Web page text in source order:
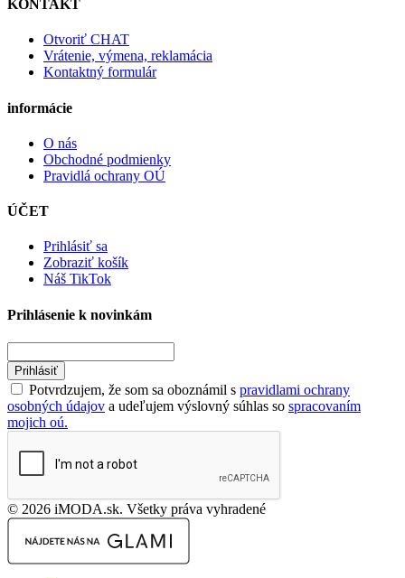
KONTAKT
Otvoriť CHAT
Vrátenie, výmena, reklamácia
Kontaktný formulár
informácie
O nás
Obchodné podmienky
Pravidlá ochrany OÚ
ÚČET
Prihlásiť sa
Zobraziť košík
Náš TikTok
Prihlásenie k novinkám
Prihlásiť
Potvrdzujem, že som sa oboznámil s pravidlami ochrany
osobných údajov a udeľujem výslovný súhlas so spracovaním
mojich oú.
© 2026 iMODA.sk. Všetky práva vyhradené